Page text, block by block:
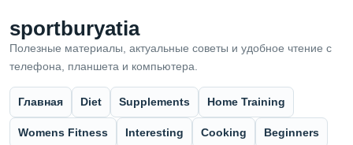
sportburyatia
Полезные материалы, актуальные советы и удобное чтение с
телефона, планшета и компьютера.
Главная Diet Supplements Home Training
Womens Fitness Interesting Cooking Beginners